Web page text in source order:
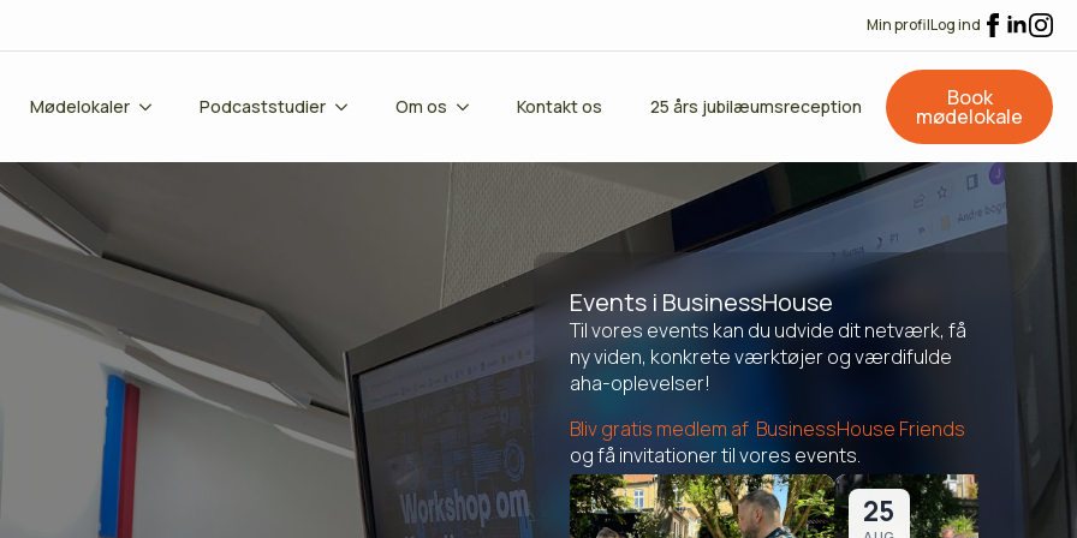
Min profilLog ind
Mødelokaler Podcaststudier Om os Kontakt os 25 års jubilæumsreception Book
mødelokale
Events i BusinessHouse
Til vores events kan du udvide dit netværk, få
ny viden, konkrete værktøjer og værdifulde
aha-oplevelser!
Bliv gratis medlem af BusinessHouse Friends
og få invitationer til vores events.
14 25